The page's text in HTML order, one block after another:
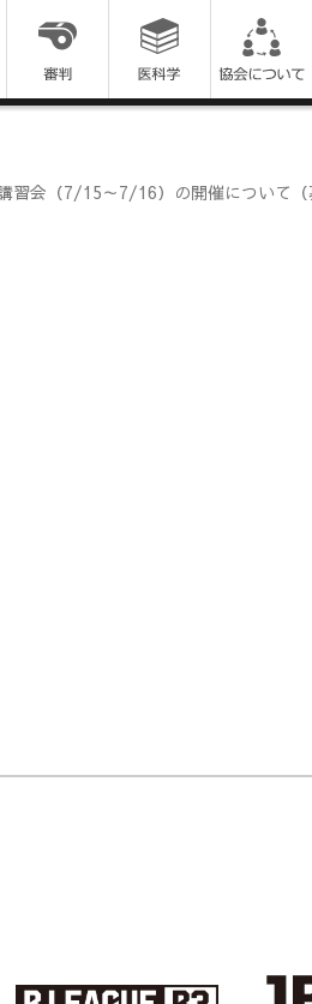
講習会（7/15～7/16）の開催について